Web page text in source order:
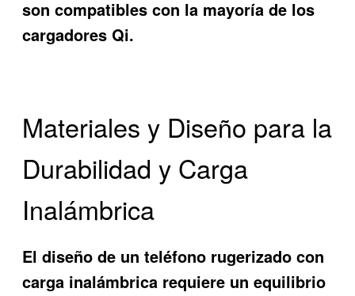
son compatibles con la mayoría de los
cargadores Qi.
Materiales y Diseño para la
Durabilidad y Carga
Inalámbrica
El diseño de unteléfono rugerizado con
carga inalámbrica requiere un equilibrio